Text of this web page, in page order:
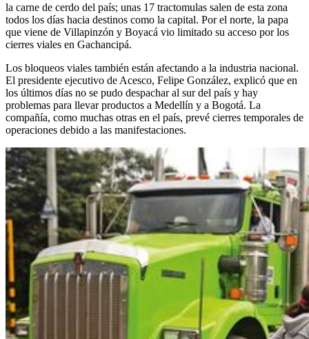
la carne de cerdo del país; unas 17 tractomulas salen de esta zona
todos los días hacia destinos como la capital. Por el norte, la papa
que viene de Villapinzón y Boyacá vio limitado su acceso por los
cierres viales en Gachancipá.
Los bloqueos viales también están afectando a la industria nacional.
El presidente ejecutivo de Acesco, Felipe González, explicó que en
los últimos días no se pudo despachar al sur del país y hay
problemas para llevar productos a Medellín y a Bogotá. La
compañía, como muchas otras en el país, prevé cierres temporales de
operaciones debido a las manifestaciones.